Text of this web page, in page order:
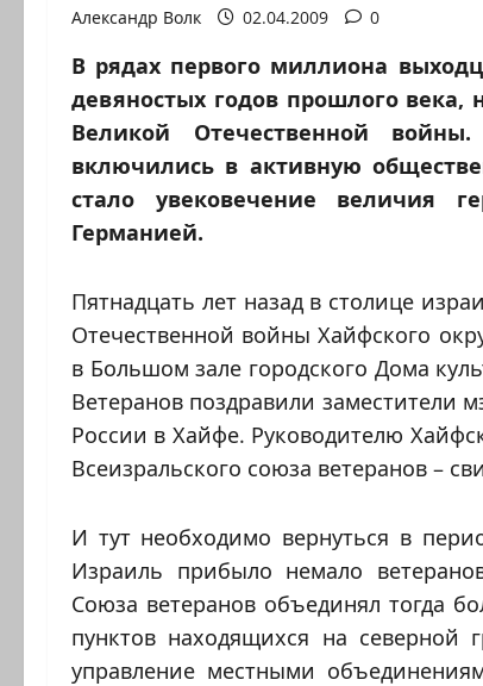
Александр Волк 02.04.2009 0
В рядах первого миллиона
девяностых годов прошлого века,
Великой Отечественной
включились в активную
стало увековечение величия
Германией.
Пятнадцать лет назад в столице
Отечественной войны Хайфского
в Большом зале городского Дома
Ветеранов поздравили заместители
России в Хайфе. Руководителю
Всеизральского союза ветеранов –
И тут необходимо вернуться в
Израиль прибыло немало
Союза ветеранов объединял тогда
пунктов находящихся на северной
управление местными